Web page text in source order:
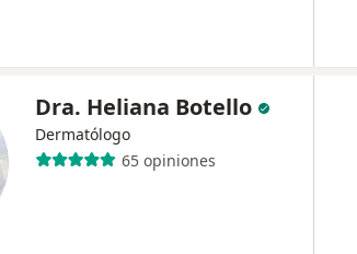
Dra. Heliana Botello
Dermatólogo
65 opiniones